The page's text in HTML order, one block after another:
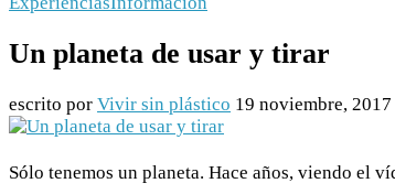
Un planeta de usar y tirar
escrito por Vivir sin plástico 19 noviembre, 2017
Sólo tenemos un planeta. Hace años, viendo el